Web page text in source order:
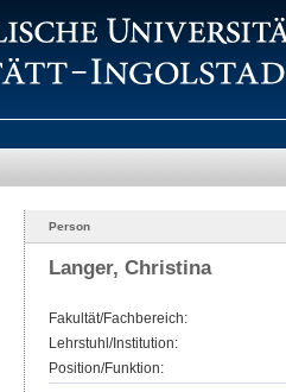
Person
Langer, Christina
Fakultät/Fachbereich:
Lehrstuhl/Institution:
Position/Funktion: